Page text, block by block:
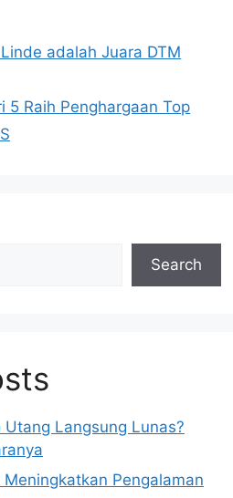
adalah Juara DTM
5 Raih Penghargaan Top
Search
Langsung Lunas?
Pengalaman